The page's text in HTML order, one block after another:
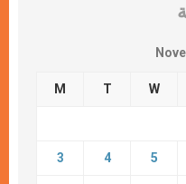
M T W
3 4 5